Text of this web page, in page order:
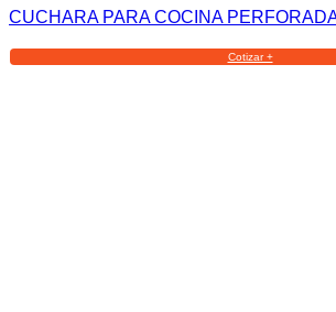
CUCHARA PARA COCINA
Cotizar +